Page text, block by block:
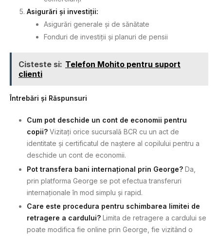
Asigurări și investiții:
Asigurări generale și de sănătate
Fonduri de investiții și planuri de pensii
Cisteste si: Telefon Mohito pentru suport
clienti
Întrebări și Răspunsuri
Cum pot deschide un cont de economii pentru
copii? Vizitați orice sucursală BCR cu un act de
identitate și certificatul de naștere al copilului pentru a
deschide un cont de economii.
Pot transfera bani internațional prin George? Da,
prin platforma George se pot efectua transferuri
internaționale în mod simplu și rapid.
Care este procedura pentru schimbarea limitei de
retragere a cardului? Limita de retragere a cardului se
poate modifica fie online prin George, fie vizitând o